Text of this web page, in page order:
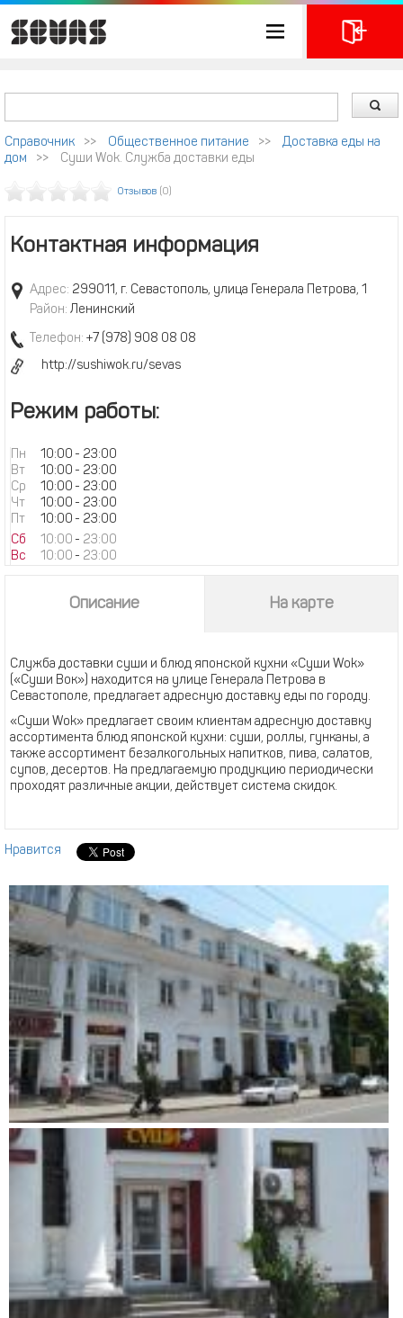
Справочник >> Общественное питание >>
Доставка еды на
дом
>> Суши Wok. Служба доставки еды
Отзывов (0)
Контактная информация
Адрес: 299011, г. Севастополь, улица Генерала Петрова, 1
Район: Ленинский
Телефон: +7 (978) 908 08 08
http://sushiwok.ru/sevas
Режим работы:
Пн 10:00 - 23:00
Вт
10:00 - 23:00
Ср
10:00 - 23:00
Чт
10:00 - 23:00
Пт
10:00 - 23:00
Сб
10:00 - 23:00
Вс
10:00 - 23:00
Описание На карте
Служба доставки суши и блюд японской кухни «Суши Wok»
(«Суши Вок») находится на улице Генерала Петрова в
Севастополе, предлагает адресную доставку еды по городу.
«Суши Wok» предлагает своим клиентам адресную доставку
ассортимента блюд японской кухни: суши, роллы, гунканы, а
также ассортимент безалкогольных напитков, пива, салатов,
супов, десертов. На предлагаемую продукцию периодически
проходят различные акции, действует система скидок.
Нравится